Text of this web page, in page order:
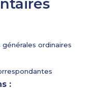
ordinaires
: